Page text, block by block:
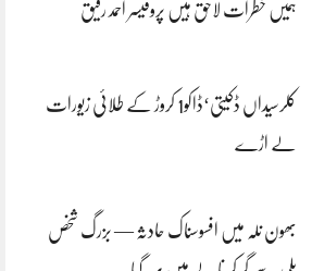
ہمیں خطرات لاحق ہیں پروفیسر احمد رفیق
کلرسیداں ڈکیتی‘ڈاکو1 کروڑ کے طلائی زیورات
لے اڑے
بھون نلہ میں افسوسناک حادثہ — بزرگ شخص